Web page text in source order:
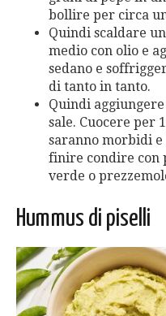
bollire per circa
Quindi scaldare
medio con olio e
sedano e
di tanto in tanto.
Quindi
sale. Cuocere per
saranno morbidi e
finire condire con
verde o
Hummus di piselli